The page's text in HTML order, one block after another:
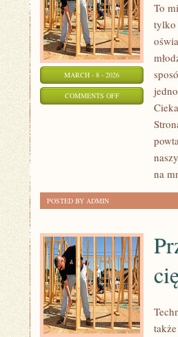
MARCH - 8 - 2026
COMMENTS OFFON
To
tylko
na
POSTED BY ADMIN